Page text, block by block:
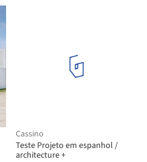
Cassino
Teste Projeto em espanhol /
architecture +